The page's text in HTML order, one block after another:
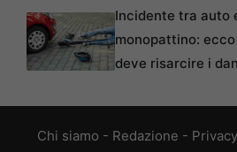
Incidente tra auto
monopattino:
deve risarcire i
Chi siamo - Redazione -